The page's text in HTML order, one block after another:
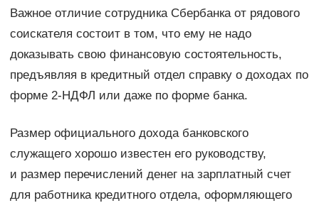
Важное отличие сотрудника Сбербанка от рядового
соискателя состоит в том, что ему не надо
доказывать свою финансовую состоятельность,
предъявляя в кредитный отдел справку о доходах по
форме 2-НДФЛ или даже по форме банка.
Размер официального дохода банковского
служащего хорошо известен его руководству,
и размер перечислений денег на зарплатный счет
для работника кредитного отдела, оформляющего